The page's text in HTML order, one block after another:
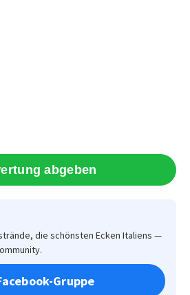
die schönsten Ecken Italiens —
Gruppe